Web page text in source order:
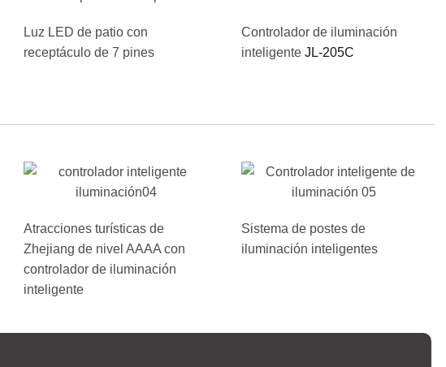
Luz LED de patio con
receptáculo de 7 pines
Controlador de iluminación
inteligente JL-205C
Atracciones turísticas de
Zhejiang de nivel AAAA con
controlador de iluminación
inteligente
Sistema de postes de
iluminación inteligentes